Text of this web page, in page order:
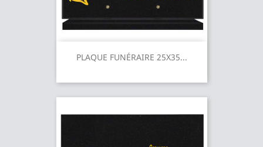
PLAQUE FUNÉRAIRE 25X35...